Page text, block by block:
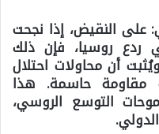
على النقيض، إذا نجحت
ردع روسيا، فإن ذلك
أن محاولات احتلال
مقاومة حاسمة. هذا
التوسع الروسي،